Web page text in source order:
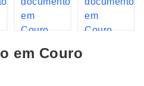
em Couro